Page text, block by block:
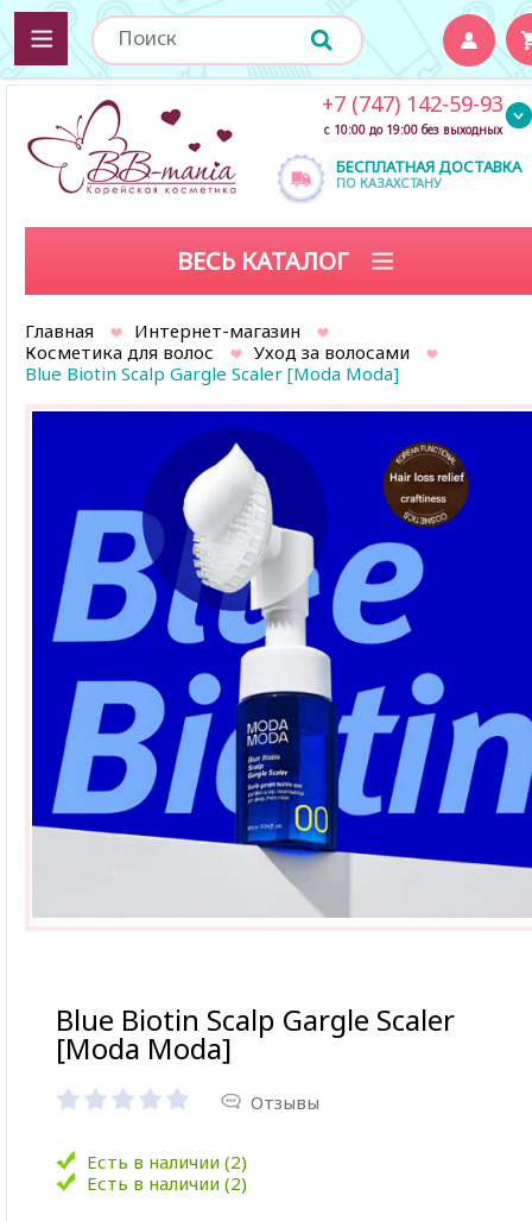
БЕСПЛАТНАЯ ДОСТАВКА
ПО КАЗАХСТАНУ
+7 (747) 142-59-93
с 10:00 до 19:00 без выходных
ВЕСЬ КАТАЛОГ
Главная
Интернет-магазин
Косметика для волос
Уход за волосами
Blue Biotin Scalp Gargle Scaler [Moda Moda]
Blue Biotin Scalp Gargle Scaler
[Moda Moda]
Отзывы
Есть в наличии (2)
Есть в наличии (2)